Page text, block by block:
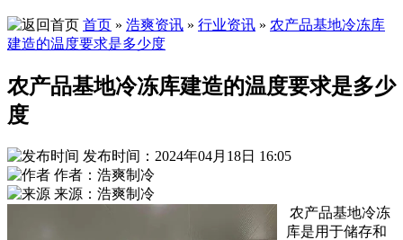
首页 » 浩爽资讯 » 行业资讯 » 农产品基地冷冻库
建造的温度要求是多少度
农产品基地冷冻库建造的温度要求是多少
度
发布时间：2024年04月18日 16:05
作者：浩爽制冷
来源：浩爽制冷
农产品基地冷冻
库是用于储存和